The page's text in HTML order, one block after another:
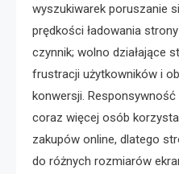
wyszukiwarek poruszanie
prędkości ładowania
czynnik; wolno działające
frustracji użytkowników i
konwersji.
coraz więcej osób
zakupów online, dlatego
do różnych rozmiarów